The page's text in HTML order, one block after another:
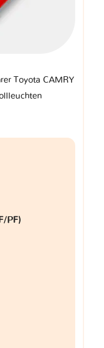
Toyota CAMRY
PF)